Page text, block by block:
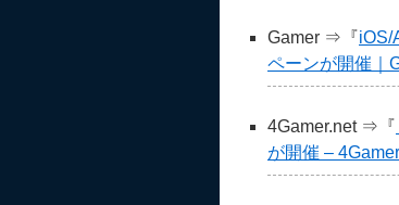
Gamer ⇒『iOS/
ペーンが開催｜
4Gamer.net ⇒『
が開催 –